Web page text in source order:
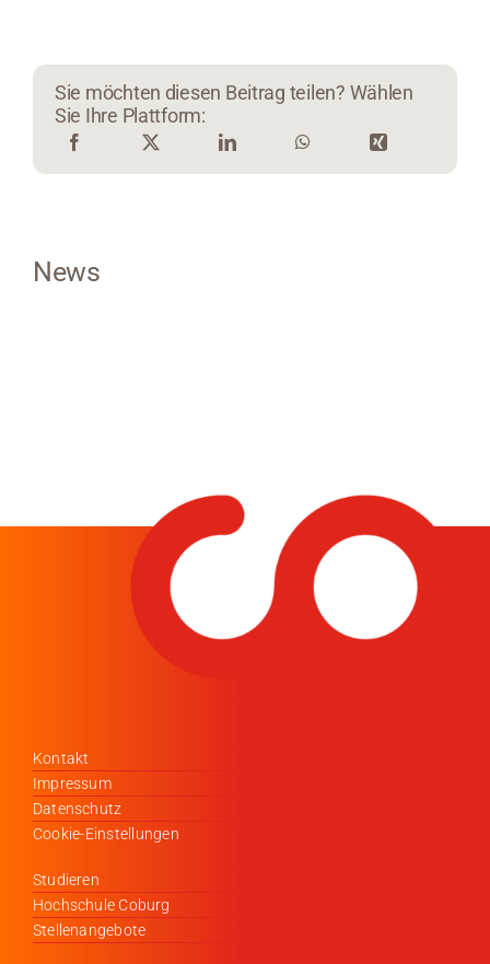
Sie möchten diesen Beitrag teilen? Wählen
Sie Ihre Plattform:
News
Kontakt
Impressum
Datenschutz
Cookie-Einstellungen
Studieren
Hochschule Coburg
Stellenangebote